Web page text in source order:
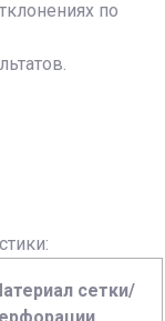
по
сетки/